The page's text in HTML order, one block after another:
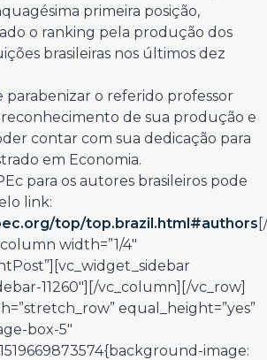
primeira posição,
o ranking pela produção dos
brasileiras nos últimos dez
parabenizar o referido professor
de sua produção e
contar com sua dedicação para
em Economia.
para os autores brasileiros pode
link:
top/top.brazil.html#authors
width=”1/4″
11260″][/vc_column][/vc_row]
equal_height=”yes”
box-5″
image: